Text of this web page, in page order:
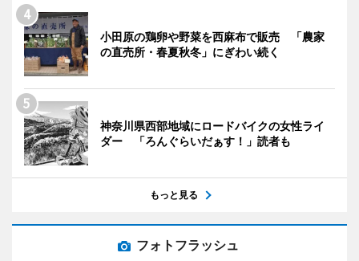
小田原の鶏卵や野菜を西麻布で販売 「農家
の直売所・春夏秋冬」にぎわい続く
神奈川県西部地域にロードバイクの女性ライ
ダー 「ろんぐらいだぁす！」読者も
もっと見る
フォトフラッシュ